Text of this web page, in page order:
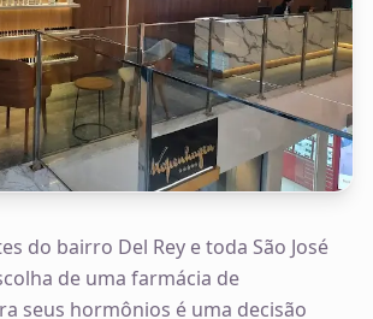
do bairro Del Rey e toda São José
de uma farmácia de
seus hormônios é uma decisão